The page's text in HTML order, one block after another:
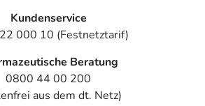
Kundenservice
000 10 (Festnetztarif)
Beratung
0800 44 00 200
aus dem dt. Netz)